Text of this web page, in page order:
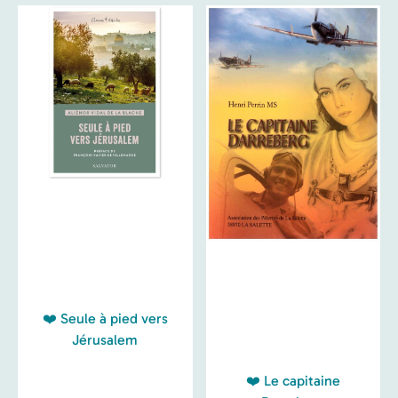
❤️ Seule à pied vers
Jérusalem
❤️ Le capitaine